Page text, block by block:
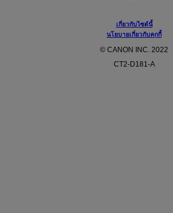
เกี่ยวกับไซต์นี้
นโยบายเกี่ยวกับคุกกี้
© CANON INC. 2022
CT2-D181-A